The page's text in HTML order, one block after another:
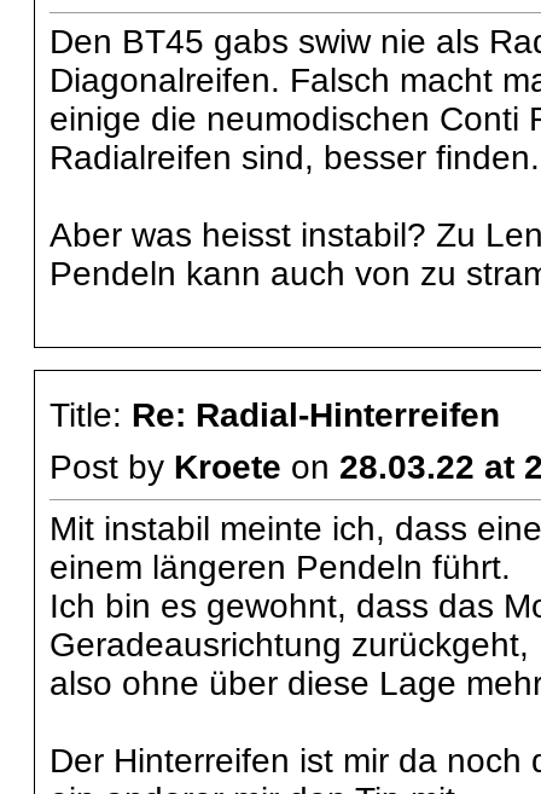
Den BT45 gabs swiw nie als
Diagonalreifen. Falsch macht
einige die neumodischen Conti
Radialreifen sind, besser
Aber was heisst instabil? Zu
Pendeln kann auch von zu
Title: Re: Radial-Hinterreifen
Post by Kroete on 28.03.22 at
Mit instabil meinte ich, dass
einem längeren Pendeln führt.
Ich bin es gewohnt, dass das
Geradeausrichtung zurückgeht,
also ohne über diese Lage
Der Hinterreifen ist mir da